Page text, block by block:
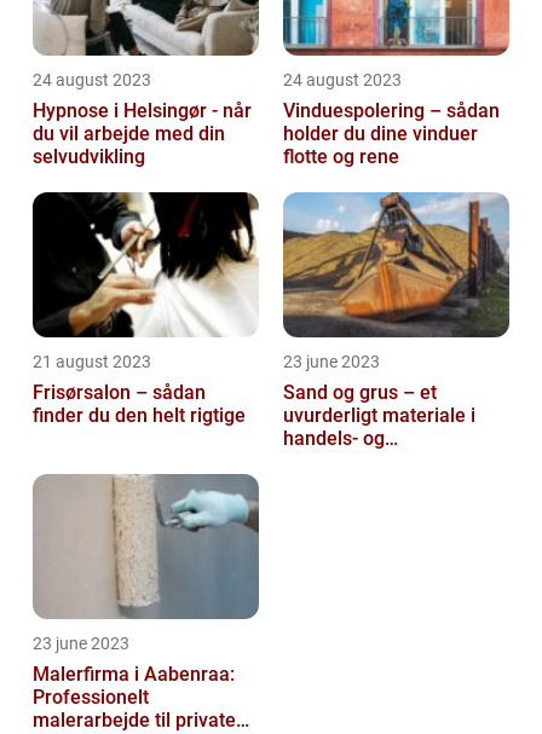
24 august 2023
Hypnose i Helsingør - når
du vil arbejde med din
selvudvikling
24 august 2023
Vinduespolering – sådan
holder du dine vinduer
flotte og rene
21 august 2023
Frisørsalon – sådan
finder du den helt rigtige
23 june 2023
Sand og grus – et
uvurderligt materiale i
handels- og
23 june 2023
Malerfirma i Aabenraa:
Professionelt
malerarbejde til private